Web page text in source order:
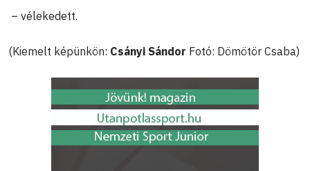
– vélekedett.
(Kiemelt képünkön: Csányi Sándor Fotó: Dömötör Csaba)